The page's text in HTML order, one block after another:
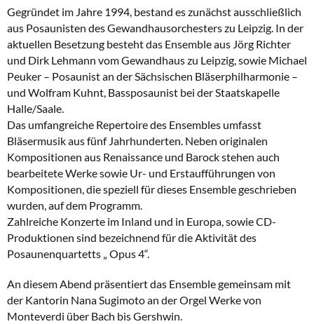
Gegründet im Jahre 1994, bestand es zunächst ausschließlich
aus Posaunisten des Gewandhausorchesters zu Leipzig. In der
aktuellen Besetzung besteht das Ensemble aus Jörg Richter
und Dirk Lehmann vom Gewandhaus zu Leipzig, sowie Michael
Peuker – Posaunist an der Sächsischen Bläserphilharmonie –
und Wolfram Kuhnt, Bassposaunist bei der Staatskapelle
Halle/Saale.
Das umfangreiche Repertoire des Ensembles umfasst
Bläsermusik aus fünf Jahrhunderten. Neben originalen
Kompositionen aus Renaissance und Barock stehen auch
bearbeitete Werke sowie Ur- und Erstaufführungen von
Kompositionen, die speziell für dieses Ensemble geschrieben
wurden, auf dem Programm.
Zahlreiche Konzerte im Inland und in Europa, sowie CD-
Produktionen sind bezeichnend für die Aktivität des
Posaunenquartetts „ Opus 4“.
An diesem Abend präsentiert das Ensemble gemeinsam mit
der Kantorin Nana Sugimoto an der Orgel Werke von
Monteverdi über Bach bis Gershwin.